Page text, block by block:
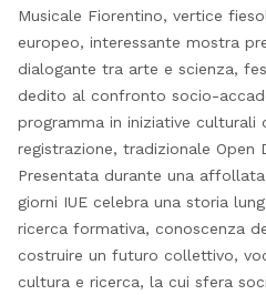
Musicale Fiorentino, vertice
europeo, interessante mostra
dialogante tra arte e scienza,
dedito al confronto socio-
programma in iniziative culturali
registrazione, tradizionale Open
Presentata durante una
giorni IUE celebra una storia
ricerca formativa, conoscenza
costruire un futuro collettivo,
cultura e ricerca, la cui sfera